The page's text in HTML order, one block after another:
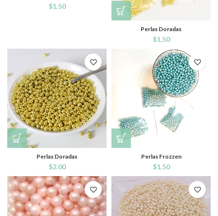
$1.50
Perlas Doradas
$1.50
Perlas Doradas
$2.00
Perlas Frozzen
$1.50